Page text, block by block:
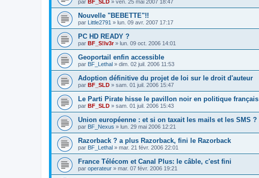
par BF_SLD » ven. 25 mai 2007 18:47
Nouvelle "BEBETTE"!!
par Little2791 » lun. 09 avr. 2007 17:17
PC HD READY ?
par BF_S!lv3r» lun. 09 oct. 2006 14:01
Geoportail enfin accessible
par BF_Lethal » dim. 02 juil. 2006 11:53
Adoption définitive du projet de loi sur le droit d'auteur
par BF_SLD » sam. 01 juil. 2006 15:47
Le Parti Pirate hisse le pavillon noir en politique français
par BF_SLD » sam. 01 juil. 2006 15:43
Union européenne : et si on taxait les mails et les SMS ?
par BF_Nexus » lun. 29 mai 2006 12:21
Razorback ? a plus Razorback, fini le Razorback
par BF_Lethal » mar. 21 févr. 2006 22:01
France Télécom et Canal Plus: le câble, c'est fini
par operateur » mar. 07 févr. 2006 19:21